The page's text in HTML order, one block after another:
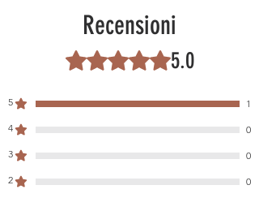
Recensioni
Valutazione 5 stelle su 5.
5.0
5
1
4
0
3
0
2
0